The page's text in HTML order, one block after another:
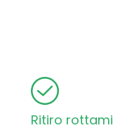
Ritiro rottami